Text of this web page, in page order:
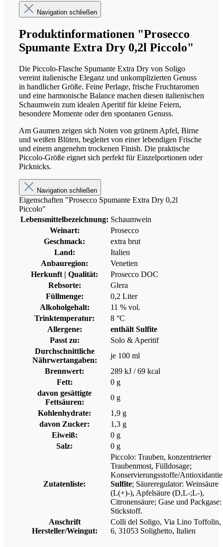
Navigation schließen
Produktinformationen "Prosecco
Spumante Extra Dry 0,2l Piccolo"
Die Piccolo-Flasche Spumante Extra Dry von Soligo
vereint italienische Eleganz und unkomplizierten Genuss
in handlicher Größe. Feine Perlage, frische Fruchtaromen
und eine harmonische Balance machen diesen italienischen
Schaumwein zum idealen Aperitif für kleine Feiern,
besondere Momente oder den spontanen Genuss.
Am Gaumen zeigen sich Noten von grünem Apfel, Birne
und weißen Blüten, begleitet von einer lebendigen Frische
und einem angenehm trockenen Finish. Die praktische
Piccolo-Größe eignet sich perfekt für Einzelportionen oder
Picknicks.
Navigation schließen
Eigenschaften "Prosecco Spumante Extra Dry 0,2l
Piccolo"
Lebensmittelbezeichnung: Schaumwein
Weinart:
Prosecco
Geschmack:
extra brut
Land:
Italien
Anbauregion:
Venetien
Herkunft | Qualität:
Prosecco DOC
Rebsorte:
Glera
Füllmenge:
0,2 Liter
Alkoholgehalt:
11 % vol.
Trinktemperatur:
8 °C
Allergene:
enthält Sulfite
Passt zu:
Solo & Aperitif
Durchschnittliche
Nährwertangaben:
je 100 ml
Brennwert:
289 kJ / 69 kcal
Fett:
0 g
davon gesättigte
Fettsäuren:
0 g
Kohlenhydrate:
1,9 g
davon Zucker:
1,3 g
Eiweiß:
0 g
Salz:
0 g
Zutatenliste:
Piccolo: Trauben, konzentrierter
Traubenmost, Fülldosage;
Konservierungsstoffe/
Sulfite; Säureregulator: Weinsäure
(L(+)-), Apfelsäure (D,L-;L-),
Citronensäure; Gase und Packgase:
Stickstoff.
Anschrift
Hersteller/Weingut:
Colli del Soligo, Via Lino Toffolin,
6, 31053 Solighetto, Italien